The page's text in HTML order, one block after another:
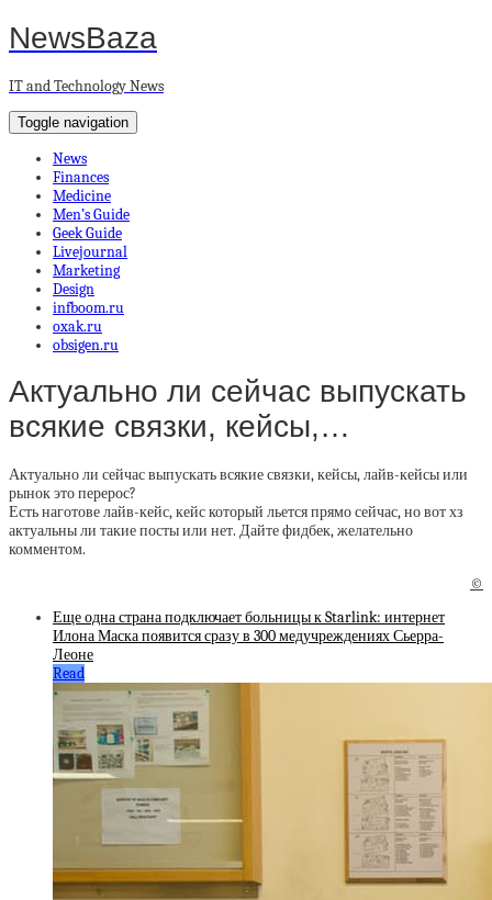
NewsBaza
IT and Technology News
Toggle navigation
News
Finances
Medicine
Men’s Guide
Geek Guide
Livejournal
Marketing
Design
infboom.ru
oxak.ru
obsigen.ru
Актуально ли сейчас выпускать
всякие связки, кейсы,…
Актуально ли сейчас выпускать всякие связки, кейсы, лайв-кейсы или
рынок это перерос?
Есть наготове лайв-кейс, кейс который льется прямо сейчас, но вот хз
актуальны ли такие посты или нет. Дайте фидбек, желательно
комментом.
©
Еще одна страна подключает больницы к Starlink: интернет
Илона Маска появится сразу в 300 медучреждениях Сьерра-
Леоне
Read